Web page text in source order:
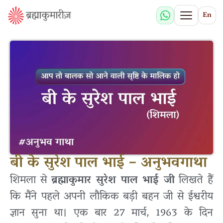
En
बी के सुरेश पाल भाई – अनुभवगाथा
शिमला सेब्रह्माकुमार सुरेश पाल भाई जीलिखते हैं
कि मैंने पहले अपनी लौकिक बड़ी बहन जी से ईश्वरीय
ज्ञान सुना था। एक बार 27 मार्च, 1963 के दिन